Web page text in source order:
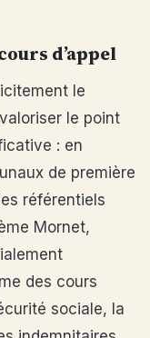
d’appel
le
le point
: en
de première
référentiels
Mornet,
des cours
sociale, la